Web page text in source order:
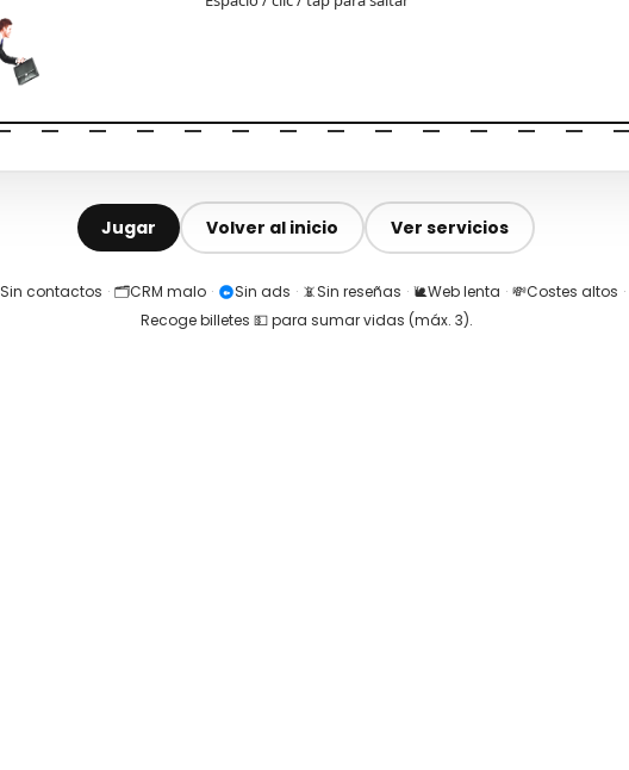
Jugar Volver al inicio Ver servicios
Sin contactos · 🗂️CRM malo · Sin ads · 📵Sin reseñas · 🐌Web lenta · 💸Costes altos ·
Recoge billetes 💵 para sumar vidas (máx. 3).